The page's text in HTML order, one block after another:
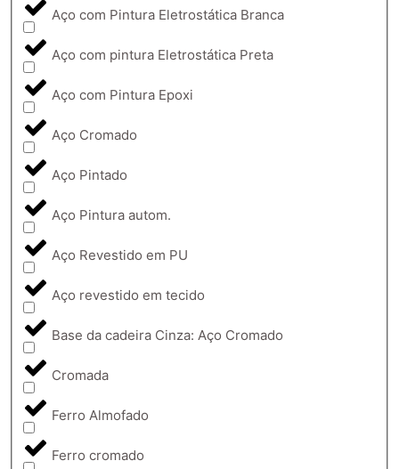
Aço com Pintura Eletrostática Branca
Aço com pintura Eletrostática Preta
Aço com Pintura Epoxi
Aço Cromado
Aço Pintado
Aço Pintura autom.
Aço Revestido em PU
Aço revestido em tecido
Base da cadeira Cinza: Aço Cromado
Cromada
Ferro Almofado
Ferro cromado